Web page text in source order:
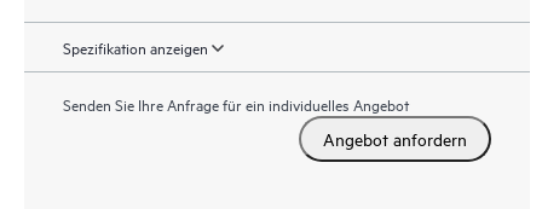
Spezifikation anzeigen
Senden Sie Ihre Anfrage für ein individuelles Angebot
Angebot anfordern